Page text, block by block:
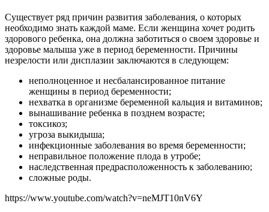
Существует ряд причин развития заболевания, о которых
необходимо знать каждой маме. Если женщина хочет родить
здорового ребенка, она должна заботиться о своем здоровье и
здоровье малыша уже в период беременности. Причины
незрелости или дисплазии заключаются в следующем:
неполноценное и несбалансированное питание
женщины в период беременности;
нехватка в организме беременной кальция и витаминов;
вынашивание ребенка в позднем возрасте;
токсикоз;
угроза выкидыша;
инфекционные заболевания во время беременности;
неправильное положение плода в утробе;
наследственная предрасположенность к заболеванию;
сложные роды.
https://www.youtube.com/watch?v=neMJT10nV6Y